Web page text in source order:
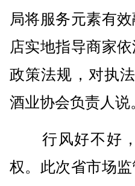
局将服务元素有
店实地指导商家
政策法规，对执
酒业协会负责人说
行风好不好，
权。此次省市场